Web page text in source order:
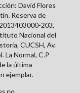
David Flores
Reserva de
203,
Nacional del
CUCSH, Av.
La Normal, C.P
la última
ejemplar.
no